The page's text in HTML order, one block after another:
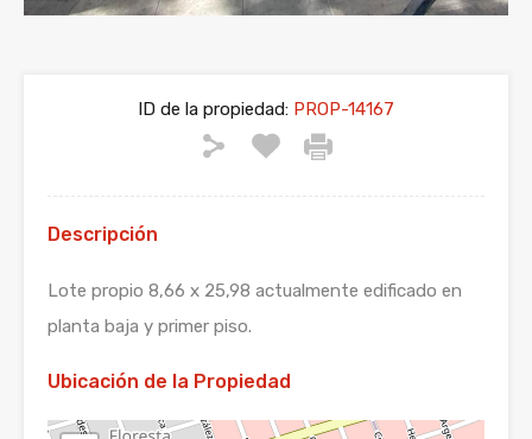
ID de la propiedad: PROP-14167
Descripción
Lote propio 8,66 x 25,98 actualmente edificado en
planta baja y primer piso.
Ubicación de la Propiedad